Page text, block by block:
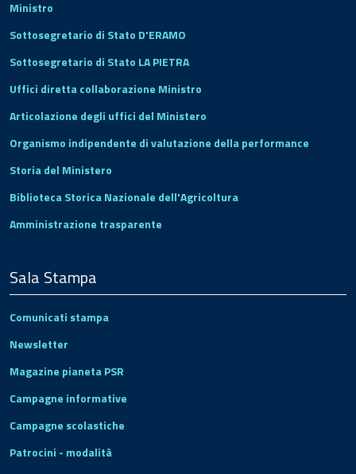
Ministro
Sottosegretario di Stato D'ERAMO
Sottosegretario di Stato LA PIETRA
Uffici diretta collaborazione Ministro
Articolazione degli uffici del Ministero
Organismo indipendente di valutazione della performance
Storia del Ministero
Biblioteca Storica Nazionale dell'Agricoltura
Amministrazione trasparente
Sala Stampa
Comunicati stampa
Newsletter
Magazine pianeta PSR
Campagne informative
Campagne scolastiche
Patrocini - modalità